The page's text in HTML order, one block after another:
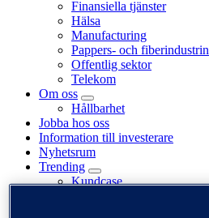
Finansiella tjänster
Hälsa
Manufacturing
Pappers- och fiberindustrin
Offentlig sektor
Telekom
Om oss
Hållbarhet
Jobba hos oss
Information till investerare
Nyhetsrum
Trending
Kundcase